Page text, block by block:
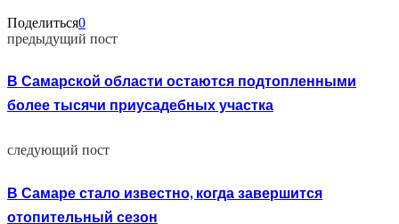
Поделиться0
предыдущий пост
В Самарской области остаются подтопленными
более тысячи приусадебных участка
следующий пост
В Самаре стало известно, когда завершится
отопительный сезон